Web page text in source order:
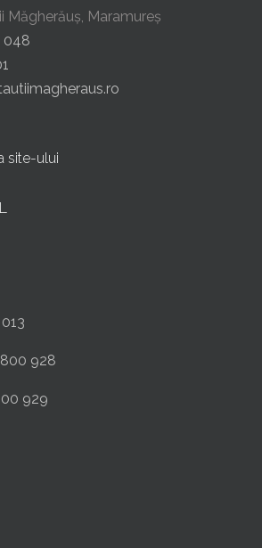
Măgherăuș, Maramureș
048
site-ului
928
929